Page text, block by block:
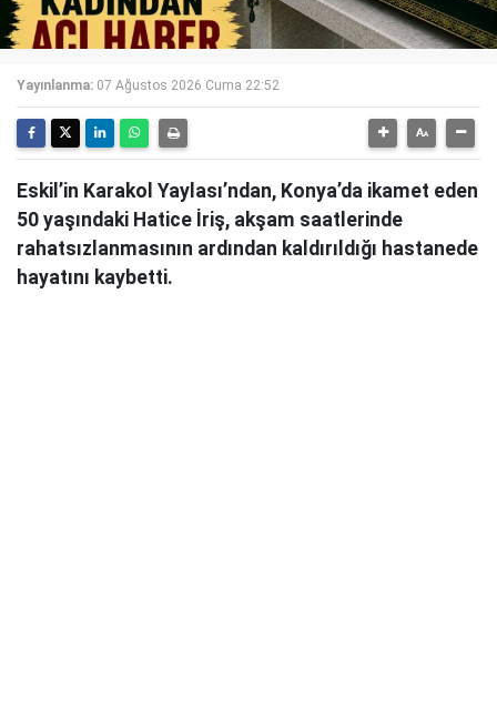
Yayınlanma: 07 Ağustos 2026 Cuma 22:52
Eskil’in Karakol Yaylası’ndan, Konya’da ikamet eden
50 yaşındaki Hatice İriş, akşam saatlerinde
rahatsızlanmasının ardından kaldırıldığı hastanede
hayatını kaybetti.